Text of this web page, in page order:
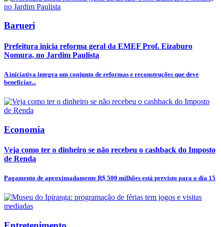
Barueri
Prefeitura inicia reforma geral da EMEF Prof. Eizaburo
Nomura, no Jardim Paulista
A iniciativa integra um conjunto de reformas e reconstruções que deve
beneficiar...
Economia
Veja como ter o dinheiro se não recebeu o cashback do Imposto
de Renda
Pagamento de aproximadamente R$ 500 milhões está previsto para o dia 15